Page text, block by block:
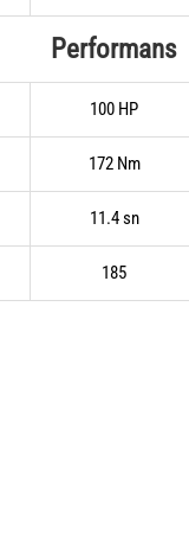
Performans
100 HP
172 Nm
11.4 sn
185